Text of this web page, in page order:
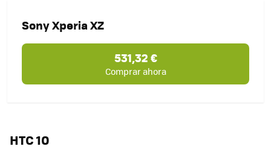
Sony Xperia XZ
531,32 €
Comprar ahora
HTC 10